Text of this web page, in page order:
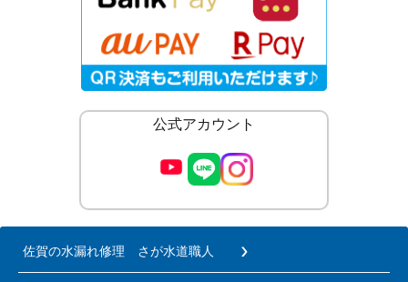
公式アカウント
佐賀の水漏れ修理 さが水道職人